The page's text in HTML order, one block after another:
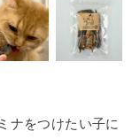
ナをつけたい子に